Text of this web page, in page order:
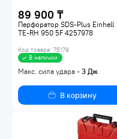
89 900 ₸
Перфоратор SDS-Plus Einhell
TE-RH 950 5F 4257978
Код товара: 75179
В наличии
Макс. сила удара - 3 Дж
В корзину